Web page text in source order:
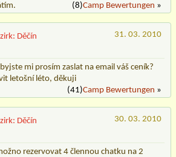
(8)Camp Bewertungen »
Děčín
31. 03. 2010
mi prosím zaslat na email váš ceník?
letošní léto, děkuji
(41)Camp Bewertungen »
Děčín
30. 03. 2010
rezervovat 4 člennou chatku na 2